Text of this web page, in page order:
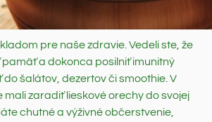
pre naše zdravie. Vedeli ste, že
a dokonca posilniť imunitný
šalátov, dezertov či smoothie. V
zaradiť lieskové orechy do svojej
chutné a výživné občerstvenie,